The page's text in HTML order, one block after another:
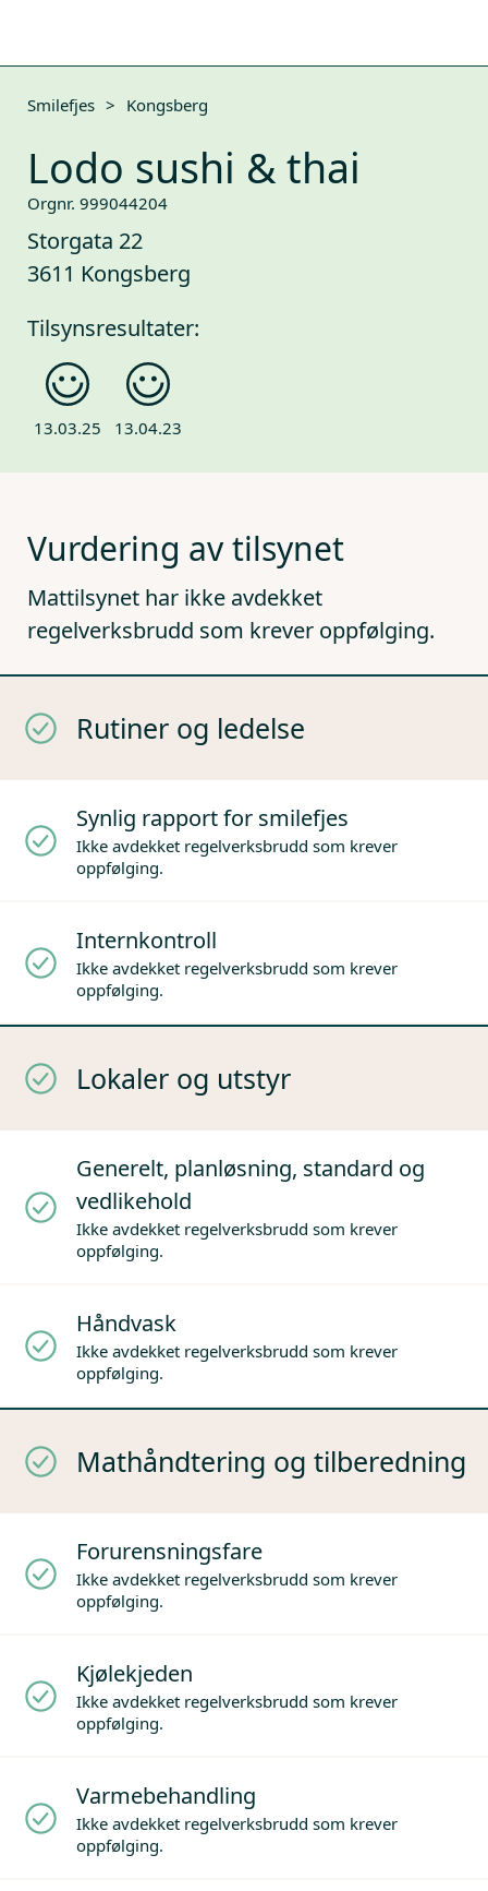
Smilefjes > Kongsberg
Lodo sushi & thai
Orgnr. 999044204
Storgata 22
3611 Kongsberg
Tilsynsresultater:
13.03.25 13.04.23
Vurdering av tilsynet
Mattilsynet har ikke avdekket
regelverksbrudd som krever oppfølging.
Rutiner og ledelse
Synlig rapport for smilefjes
Ikke avdekket regelverksbrudd som krever
oppfølging.
Internkontroll
Ikke avdekket regelverksbrudd som krever
oppfølging.
Lokaler og utstyr
Generelt, planløsning, standard og
vedlikehold
Ikke avdekket regelverksbrudd som krever
oppfølging.
Håndvask
Ikke avdekket regelverksbrudd som krever
oppfølging.
Mathåndtering og tilberedning
Forurensningsfare
Ikke avdekket regelverksbrudd som krever
oppfølging.
Kjølekjeden
Ikke avdekket regelverksbrudd som krever
oppfølging.
Varmebehandling
Ikke avdekket regelverksbrudd som krever
oppfølging.